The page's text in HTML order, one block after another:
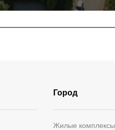
Город
Жилые комплексы